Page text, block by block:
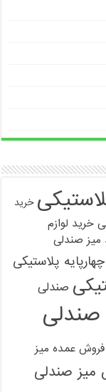
خرید
خرید لوازم
میز صندلی
پلاستیکی
صندلی
فروش عمده میز
میز صندلی